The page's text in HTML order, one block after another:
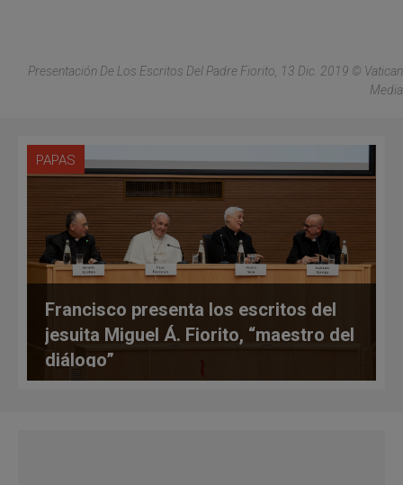
Presentación De Los Escritos Del Padre Fiorito, 13 Dic. 2019 © Vatican
Media
PAPAS
Francisco presenta los escritos del
jesuita Miguel Á. Fiorito, “maestro del
diálogo”